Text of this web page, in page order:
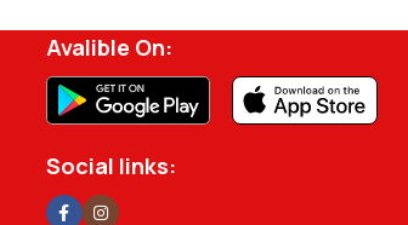
Avalible On:
Social links: